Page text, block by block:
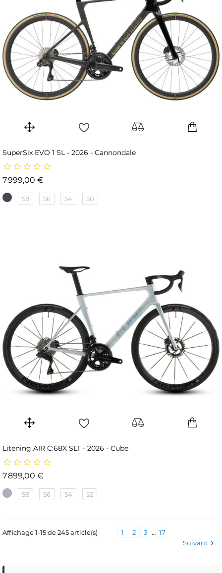
SuperSix EVO 1 SL - 2026 - Cannondale
7 999,00 €
58 56 54 50
Litening AIR C:68X SLT - 2026 - Cube
7 899,00 €
58 56 54 52
Affichage 1-15 de 245 article(s) 1 2 3 … 17
Suivant 